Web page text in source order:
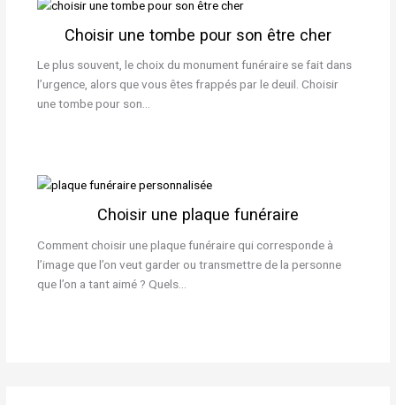
Choisir une tombe pour son être cher
Le plus souvent, le choix du monument funéraire se fait dans
l’urgence, alors que vous êtes frappés par le deuil. Choisir
une tombe pour son…
Choisir une plaque funéraire
Comment choisir une plaque funéraire qui corresponde à
l’image que l’on veut garder ou transmettre de la personne
que l’on a tant aimé ? Quels…